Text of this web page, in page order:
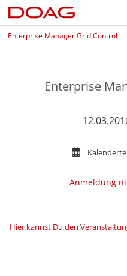
Enterprise Manager Grid Control
Enterprise
Anmeldung
Hier kannst Du den